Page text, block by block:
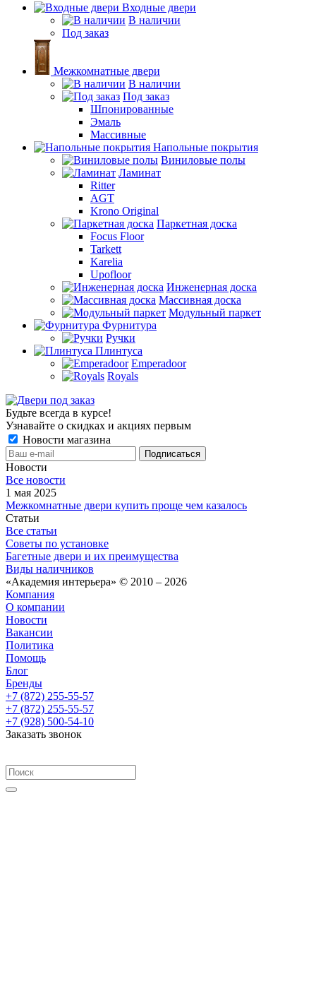
Входные двери
В наличии
Под заказ
Межкомнатные двери
В наличии
Под заказ
Шпонированные
Эмаль
Массивные
Напольные покрытия
Виниловые полы
Ламинат
Ritter
AGT
Krono Original
Паркетная доска
Focus Floor
Tarkett
Karelia
Upofloor
Инженерная доска
Массивная доска
Модульный паркет
Фурнитура
Ручки
Плинтуса
Emperadoor
Royals
Будьте всегда в курсе!
Узнавайте о скидках и акциях первым
Новости магазина
Новости
Все новости
1 мая 2025
Межкомнатные двери купить проще чем казалось
Статьи
Все статьи
Советы по установке
Багетные двери и их преимущества
Виды наличников
«Академия интерьера» © 2010 – 2026
Компания
О компании
Новости
Вакансии
Политика
Помощь
Блог
Бренды
+7 (872) 255-55-57
+7 (872) 255-55-57
+7 (928) 500-54-10
Заказать звонок